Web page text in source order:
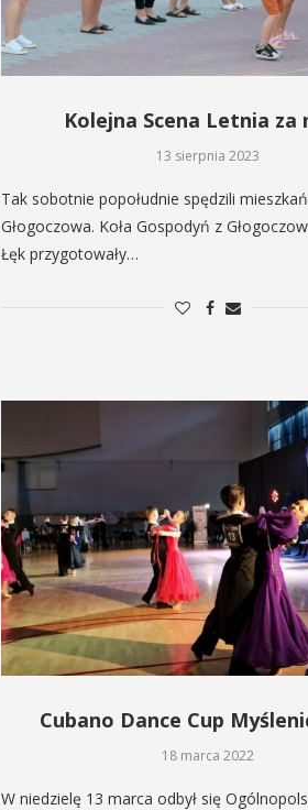
Kolejna Scena Letnia za
13 sierpnia 2023
Tak sobotnie popołudnie spędzili
Głogoczowa. Koła Gospodyń z
Łęk przygotowały…
Cubano Dance Cup
18 marca 2022
W niedzielę 13 marca odbył się
POKAŻ